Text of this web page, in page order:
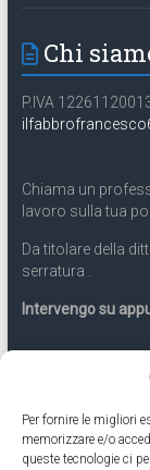
Per fornire le migliori
memorizzare e/o
queste tecnologie ci
Chi
P.IVA
Chiama un
lavoro sulla tua
Da titolare della
serratura .
Intervengo su
Servizio
Cell